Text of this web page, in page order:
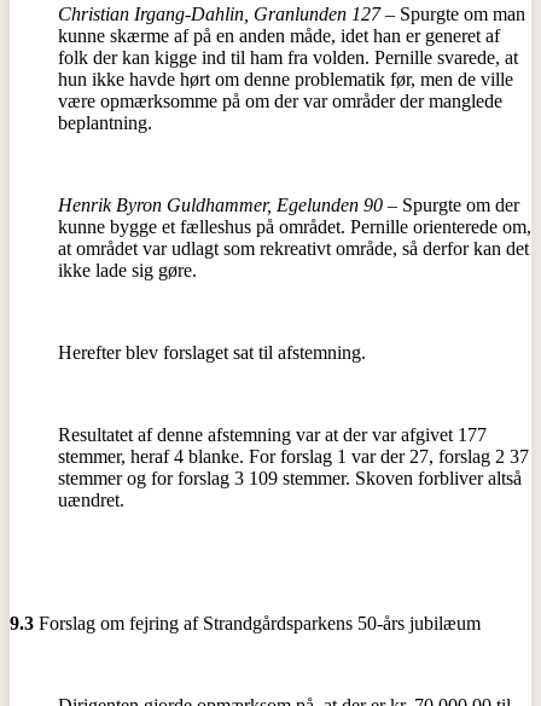
Christian Irgang-Dahlin, Granlunden 127– Spurgte om man
kunne skærme af på en anden måde, idet han er generet af
folk der kan kigge ind til ham fra volden. Pernille svarede, at
hun ikke havde hørt om denne problematik før, men de ville
være opmærksomme på om der var områder der manglede
beplantning.
Henrik Byron Guldhammer, Egelunden 90 – Spurgte om der
kunne bygge et fælleshus på området. Pernille orienterede om,
at området var udlagt som rekreativt område, så derfor kan det
ikke lade sig gøre.
Herefter blev forslaget sat til afstemning.
Resultatet af denne afstemning var at der var afgivet 177
stemmer, heraf 4 blanke. For forslag 1 var der 27, forslag 2 37
stemmer og for forslag 3 109 stemmer. Skoven forbliver altså
uændret.
9.3 Forslag om fejring af Strandgårdsparkens 50-års jubilæum